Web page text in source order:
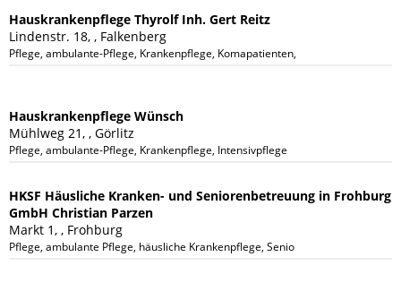
Hauskrankenpflege Thyrolf Inh. Gert Reitz
Lindenstr. 18, , Falkenberg
Pflege, ambulante-Pflege, Krankenpflege, Komapatienten, Diabetis,
Hauskrankenpflege Wünsch
Mühlweg 21, , Görlitz
Pflege, ambulante-Pflege, Krankenpflege, Intensivpflege
HKSF Häusliche Kranken- und Seniorenbetreuung in Frohburg
GmbH Christian Parzen
Markt 1, , Frohburg
Pflege, ambulante Pflege, häusliche Krankenpflege, Seniorenbetreuung